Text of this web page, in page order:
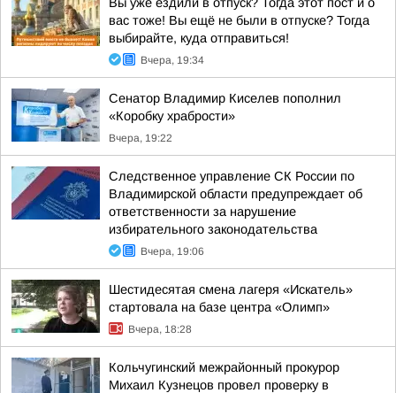
вас тоже! Вы ещё не были в отпуске? Тогда
выбирайте, куда отправиться!
Вчера, 19:34
Сенатор Владимир Киселев пополнил
«Коробку храбрости»
Вчера, 19:22
Следственное управление СК России по
Владимирской области предупреждает об
ответственности за нарушение
избирательного законодательства
Вчера, 19:06
Шестидесятая смена лагеря «Искатель»
стартовала на базе центра «Олимп»
Вчера, 18:28
Кольчугинский межрайонный прокурор
Михаил Кузнецов провел проверку в